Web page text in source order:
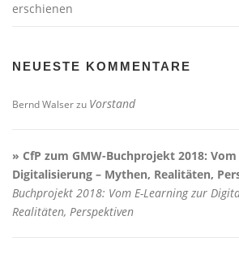
erschienen
NEUESTE KOMMENTARE
Bernd Walserzu Vorstand
» CfP zum GMW-Buchprojekt 2018:
Digitalisierung – Mythen, Realitäten,
Buchprojekt 2018: Vom E-Learning zur
Realitäten, Perspektiven